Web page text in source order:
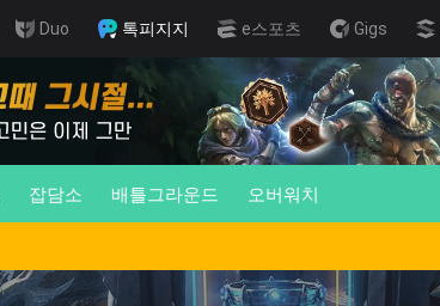
Duo 톡피지지 e스포츠 Gigs
잡담소 배틀그라운드 오버워치